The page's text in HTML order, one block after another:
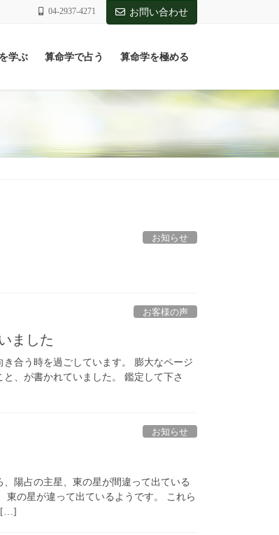
04-2937-4271 お問い合わせ
学ぶ 算命学で占う 算命学を極める
お知らせ
お客様の声
ました
合う時を過ごしています。 膨大なページ
、が書かれていました。 鑑定して下さ
お知らせ
陽占の主星、東の星が間違って出ている
東の星が違って出ているようです。 これら
[…]